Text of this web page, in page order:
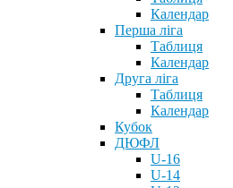
Календар
Перша ліга
Таблиця
Календар
Друга ліга
Таблиця
Календар
Кубок
ДЮФЛ
U-16
U-14